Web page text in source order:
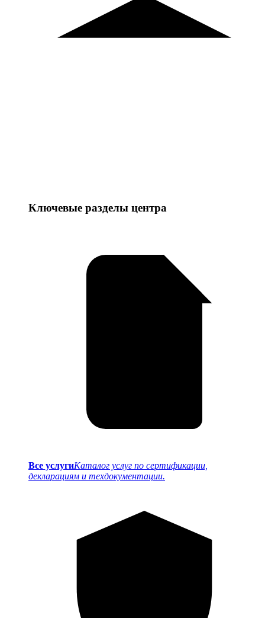
Ключевые разделы центра
Все услугиКаталог услуг по сертификации,
декларациям и техдокументации.